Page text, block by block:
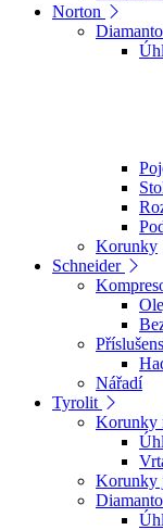
Norton
Korunky
Schneider
Nářadí
Tyrolit
Korunky
Korunky